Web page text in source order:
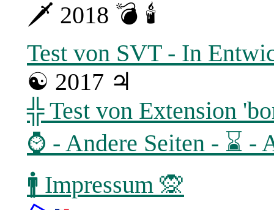
🗡 2018 💣 🕯
Test von SVT - In
☯ 2017 ♃
╬ Test von Extension
⌚ - Andere Seiten - ⌛
🚹 Impressum 🙊